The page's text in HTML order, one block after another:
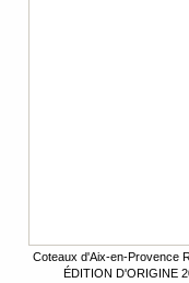
Coteaux d'Aix-en-Provence
ÉDITION D'ORIGINE